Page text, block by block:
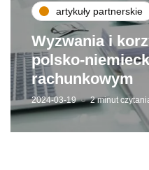
artykuły partnerskie
Wyzwania i
polsko-
rachunkowym
2024-03-19 2 minut